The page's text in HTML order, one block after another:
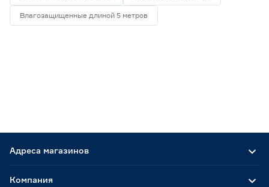
Влагозащищенные длиной 5 метров
Адреса магазинов
Компания